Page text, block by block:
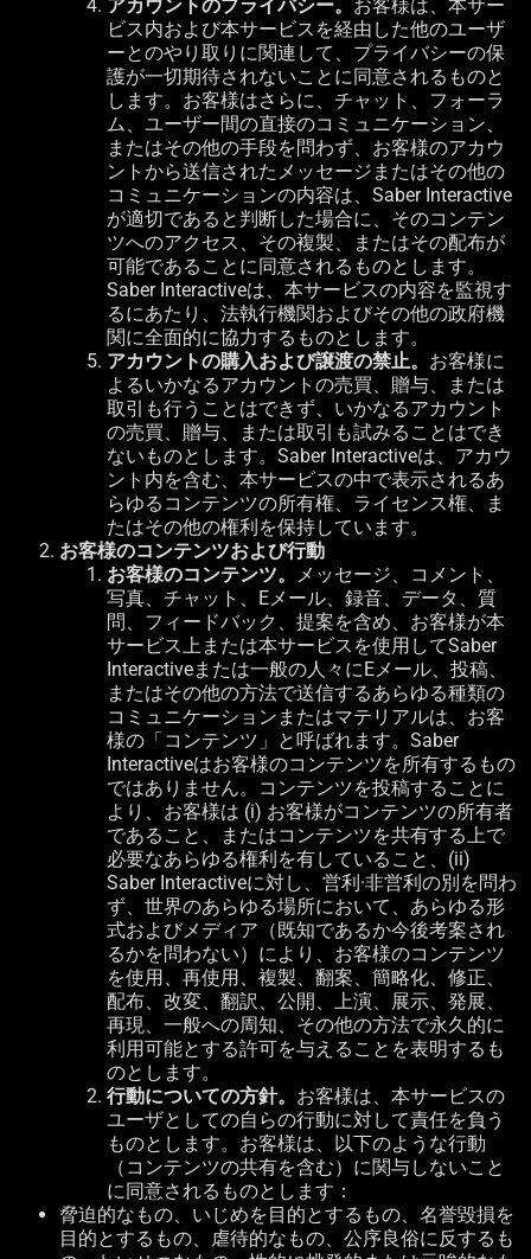
アカウントのプライバシー。 お客様は、本サー
ビス内および本サービスを経由した他のユーザ
ーとのやり取りに関連して、プライバシーの保
護が一切期待されないことに同意されるものと
します。お客様はさらに、チャット、フォーラ
ム、ユーザー間の直接のコミュニケーション、
またはその他の手段を問わず、お客様のアカウ
ントから送信されたメッセージまたはその他の
コミュニケーションの内容は、 Saber Interactive
が適切であると判断した場合に、そのコンテン
ツへのアクセス、その複製、またはその配布が
可能であることに同意されるものとします。
Saber Interactiveは、本サービスの内容を監視す
るにあたり、法執行機関およびその他の政府機
関に全面的に協力するものとします。
アカウントの購入および譲渡の禁止。 お客様に
よるいかなるアカウントの売買、贈与、または
取引も行うことはできず、いかなるアカウント
の売買、贈与、または取引も試みることはでき
ないものとします。 Saber Interactiveは、アカウ
ント内を含む、本サービスの中で表示されるあ
らゆるコンテンツの所有権、ライセンス権、ま
たはその他の権利を保持しています。
お客様のコンテンツおよび行動
お客様のコンテンツ。
メッセージ、コメント、
写真、チャット、
Eメール、録音、データ、質
問、フィードバック、提案を含め、お客様が本
サービス上または本サービスを使用してSaber
Interactiveまたは一般の人々にEメール、投稿、
またはその他の方法で送信するあらゆる種類の
コミュニケーションまたはマテリアルは、お客
様の「コンテンツ」と呼ばれます。Saber
Interactiveはお客様のコンテンツを所有するもの
ではありません。コンテンツを投稿することに
より、お客様は (i) お客様がコンテンツの所有者
であること、またはコンテンツを共有する上で
必要なあらゆる権利を有していること、 (ii)
Saber Interactiveに対し、営利·非営利の別を問わ
ず、世界のあらゆる場所において、あらゆる形
式およびメディア（既知であるか今後考案され
るかを問わない）により、お客様のコンテンツ
を使用、再使用、複製、翻案、簡略化、修正、
配布、改変、翻訳、公開、上演、展示、発展、
再現、一般への周知、その他の方法で永久的に
利用可能とする許可を与えることを表明するも
のとします。
行動についての方針。 お客様は、本サービスの
ユーザとしての自らの行動に対して責任を負う
ものとします。お客様は、以下のような行動
（コンテンツの共有を含む）に関与しないこと
に同意されるものとします：
脅迫的なもの、いじめを目的とするもの、名誉毀損を
目的とするもの、虐待的なもの、公序良俗に反するも